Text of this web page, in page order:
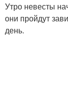
Утро невесты
они пройдут
день.